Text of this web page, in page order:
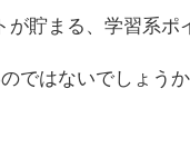
貯まる、学習系ポ
ではないでしょうか